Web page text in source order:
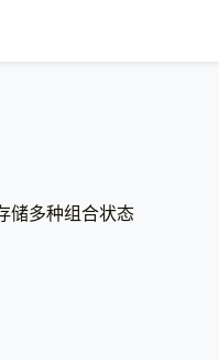
储多种组合状态